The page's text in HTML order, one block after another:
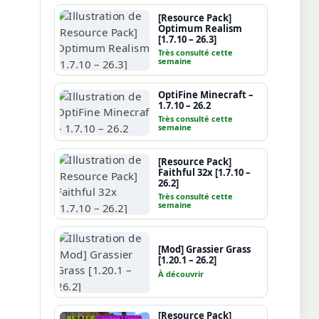
[Resource Pack]
Optimum Realism
[1.7.10 – 26.3]
Très consulté cette
semaine
OptiFine Minecraft –
1.7.10 – 26.2
Très consulté cette
semaine
[Resource Pack]
Faithful 32x [1.7.10 –
26.2]
Très consulté cette
semaine
[Mod] Grassier Grass
[1.20.1 – 26.2]
À découvrir
[Resource Pack]